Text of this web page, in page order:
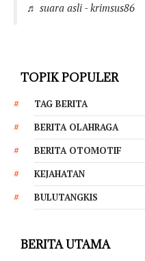
♬ suara asli - krimsus86
TOPIK POPULER
TAG BERITA
BERITA OLAHRAGA
BERITA OTOMOTIF
KEJAHATAN
BULUTANGKIS
BERITA UTAMA